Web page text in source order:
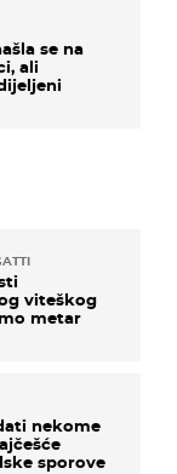
se na
ali
viteškog
metar
nekome
sporove